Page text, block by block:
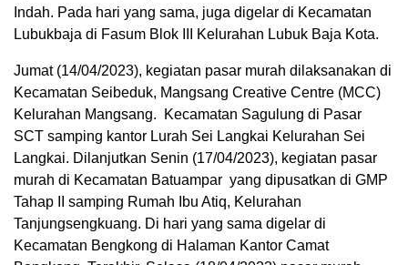
Indah. Pada hari yang sama, juga digelar di Kecamatan
Lubukbaja di Fasum Blok III Kelurahan Lubuk Baja Kota.
Jumat (14/04/2023), kegiatan pasar murah dilaksanakan di
Kecamatan Seibeduk, Mangsang Creative Centre (MCC)
Kelurahan Mangsang. Kecamatan Sagulung di Pasar
SCT samping kantor Lurah Sei Langkai Kelurahan Sei
Langkai. Dilanjutkan Senin (17/04/2023), kegiatan pasar
murah di Kecamatan Batuampar yang dipusatkan di GMP
Tahap II samping Rumah Ibu Atiq, Kelurahan
Tanjungsengkuang. Di hari yang sama digelar di
Kecamatan Bengkong di Halaman Kantor Camat